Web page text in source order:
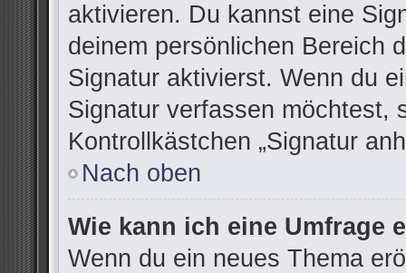
aktivieren. Du kannst eine
deinem persönlichen Bereich
Signatur aktivierst. Wenn du
Signatur verfassen möchtest,
Kontrollkästchen „Signatur
Nach oben
Wie kann ich eine Umfrage
Wenn du ein neues Thema